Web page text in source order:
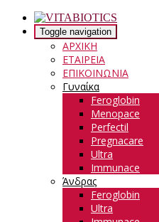
Toggle navigation
ΑΡΧΙΚΗ
ΕΤΑΙΡΕΙΑ
ΕΠΙΚΟΙΝΩΝΙΑ
Γυναίκα
Feroglobin
Menopace
Perfectil
Pregnacare
Ultra
Immunace
Άνδρας
Feroglobin
Ultra